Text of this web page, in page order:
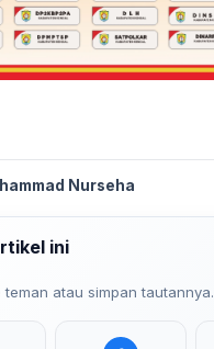
Nurseha
ini
teman atau simpan tautannya.